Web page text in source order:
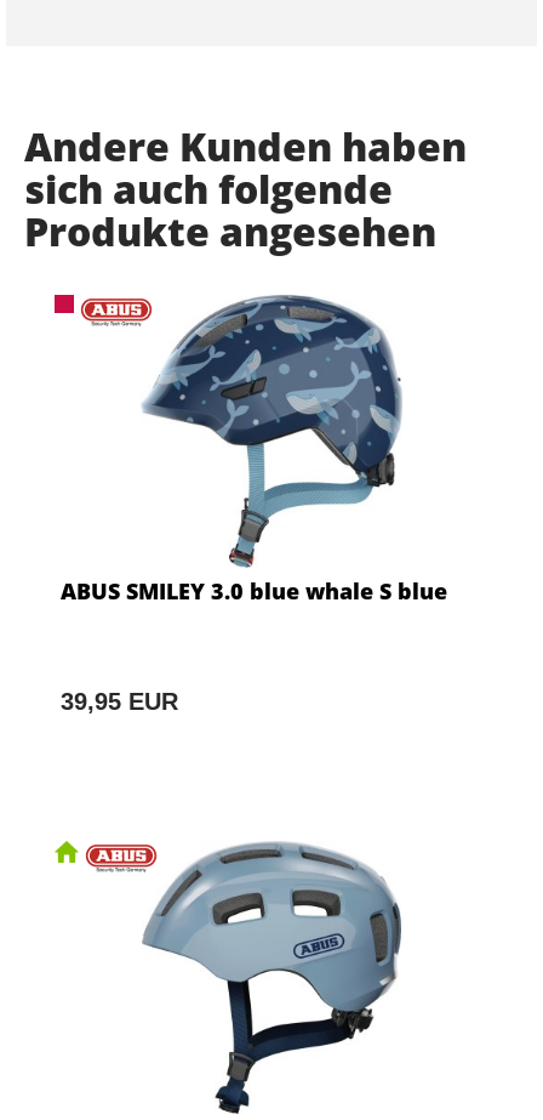
Andere Kunden haben
sich auch folgende
Produkte angesehen
ABUS SMILEY 3.0 blue whale S blue
39,95 EUR